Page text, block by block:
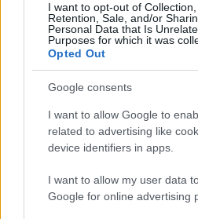
I want to opt-out of Collection,
Retention, Sale, and/or
Personal Data that Is
Purposes for which it was
Opted Out
Google consents
I want to allow Google to
related to advertising like
device identifiers in apps.
I want to allow my user data
Google for online advertising
Hallgasd meg a Formula
legfrissebb adását!
Kövess minket a